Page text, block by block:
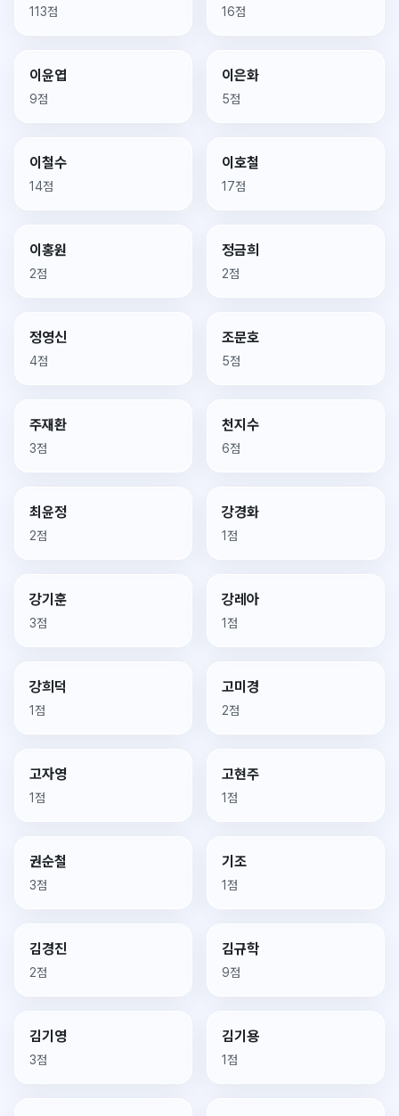
113점 16점
이윤엽
9점
이은화
5점
이철수
14점
이호철
17점
이홍원
2점
정금희
2점
정영신
4점
조문호
5점
주재환
3점
천지수
6점
최윤정
2점
강경화
1점
강기훈
3점
강레아
1점
강희덕
1점
고미경
2점
고자영
1점
고현주
1점
권순철
3점
기조
1점
김경진
2점
김규학
9점
김기영
3점
김기용
1점